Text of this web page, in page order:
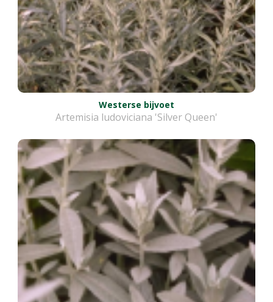
Westerse bijvoet
Artemisia ludoviciana 'Silver Queen'